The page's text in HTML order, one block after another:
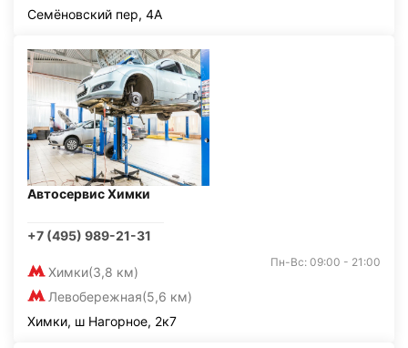
Семёновский пер, 4А
Автосервис Химки
+7 (495) 989-21-31
Химки(3,8 км)
Левобережная(5,6 км)
Пн-Вс: 09:00 - 21:00
Химки, ш Нагорное, 2к7